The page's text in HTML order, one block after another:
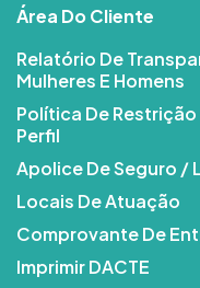
Área Do Cliente
Relatório De
Mulheres E Homens
Política De
Perfil
Apolice De Seguro /
Locais De Atuação
Comprovante De
Imprimir DACTE